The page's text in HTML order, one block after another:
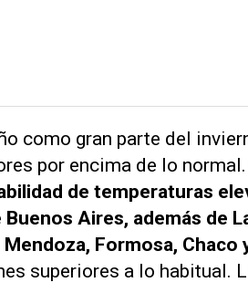
como gran parte del
por encima de lo normal.
de temperaturas
Aires, además de
Formosa, Chaco
superiores a lo habitual.